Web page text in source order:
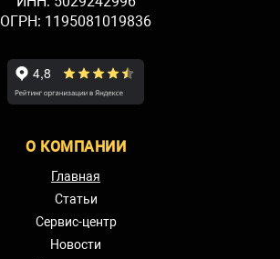
ОГРН: 1195081019836
О КОМПАНИИ
Главная
Статьи
Сервис-центр
Новости